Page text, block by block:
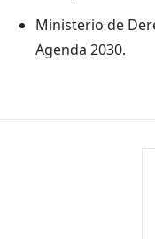
Ministerio de
Agenda 2030.